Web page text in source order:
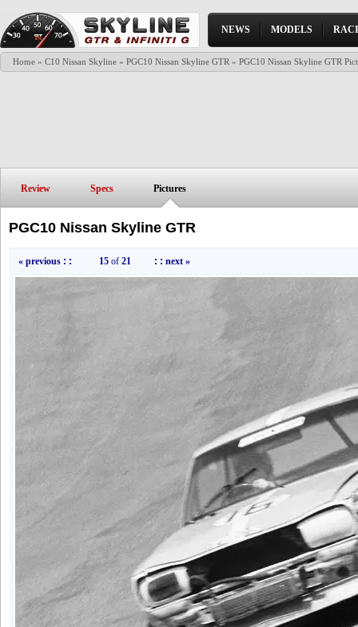
NEWS MODELS
Home » C10 Nissan Skyline » PGC10 Nissan Skyline GTR » PGC10 Nissan Skyline GTR
Review Specs Pictures
PGC10 Nissan Skyline GTR
« previous : : 15of 21 : : next »